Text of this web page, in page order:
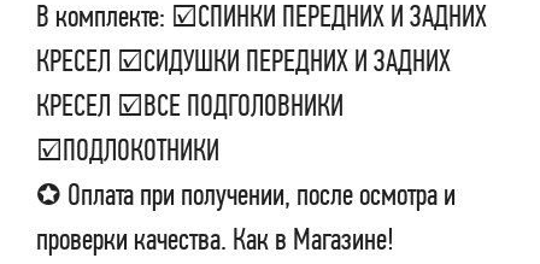
В комплекте: ☑СПИНКИ ПЕРЕДНИХ И ЗАДНИХ
КРЕСЕЛ ☑СИДУШКИ ПЕРЕДНИХ И ЗАДНИХ
КРЕСЕЛ ☑ВСЕ ПОДГОЛОВНИКИ
☑ПОДЛОКОТНИКИ
✪ Оплата при получении, после осмотра и
проверки качества. Как в Магазине!